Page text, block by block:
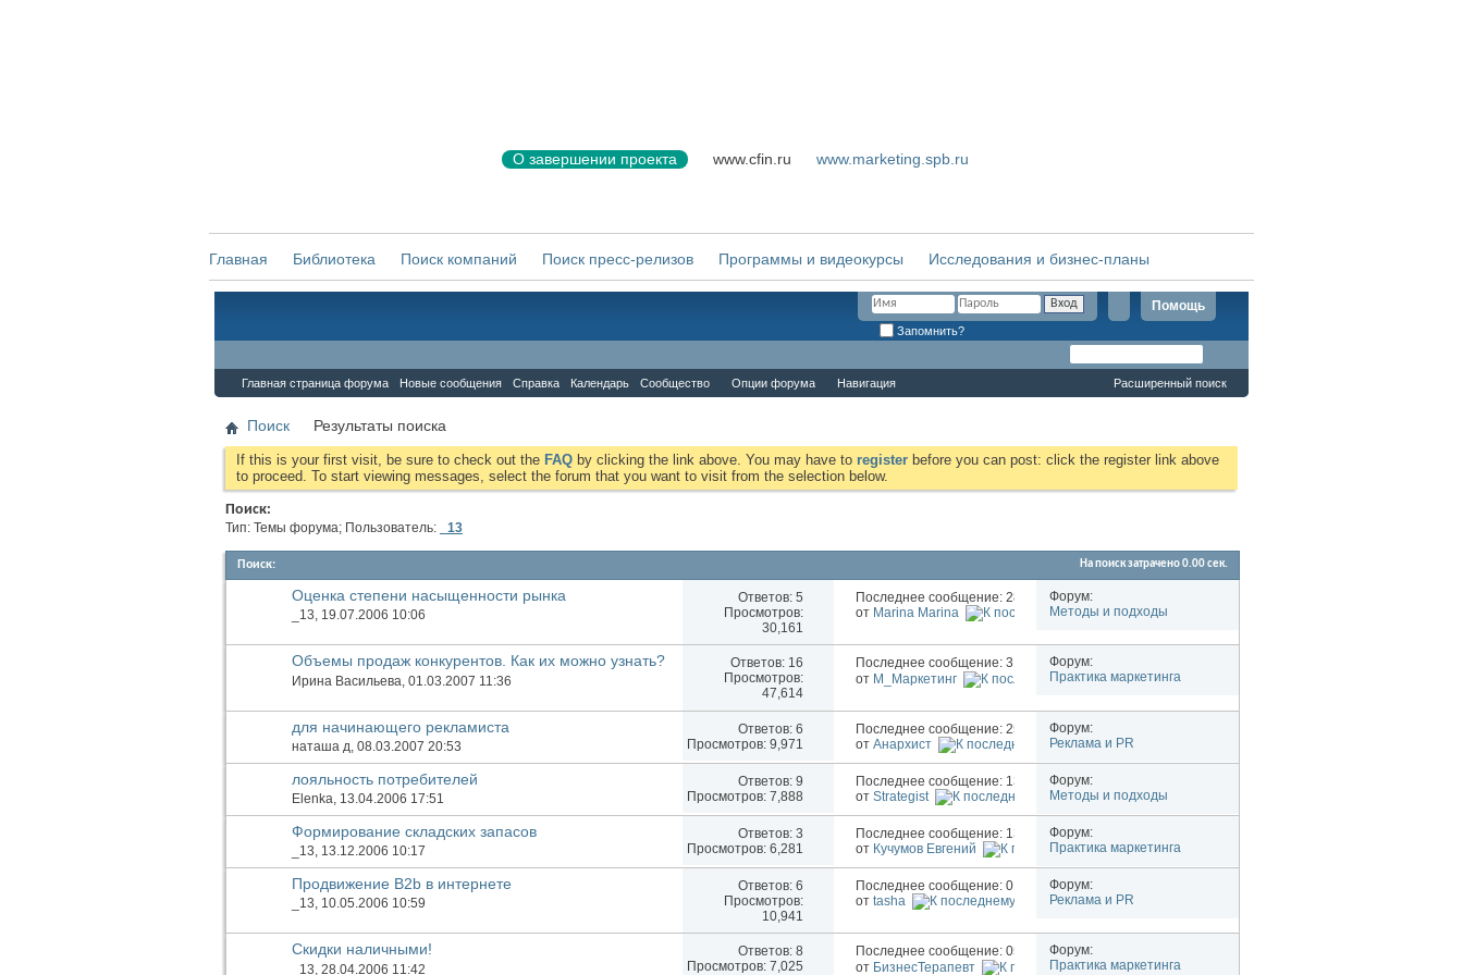
О завершении проекта www.cfin.ru www.marketing.spb.ru
Главная Библиотека Поиск компаний Поиск пресс-релизов Программы и видеокурсы Исследования и бизнес-планы
Помощь
Запомнить?
Главная страница форума Новые сообщения Справка Календарь Сообщество Опции форума Навигация Расширенный поиск
Поиск Результаты поиска
If this is your first visit, be sure to check out the FAQ by clicking the link above. You may have to register before you can post: click the register link above
to proceed. To start viewing messages, select the forum that you want to visit from the selection below.
Поиск:
Тип: Темы форума; Пользователь: _13
Поиск: На поиск затрачено0.00сек.
Оценка степени насыщенности рынка
_13, 19.07.2006 10:06
Ответов:5
Просмотров:
30,161
Последнее сообщение: 28.05.201700:16
от Marina Marina
Форум:
Методы и подходы
Объемы продаж конкурентов. Как их можно узнать?
Ирина Васильева , 01.03.2007 11:36
Ответов: 16
Просмотров:
47,614
Последнее сообщение: 31.08.201512:03
от М_Маркетинг
Форум:
Практика маркетинга
для начинающего рекламиста
наташа д, 08.03.2007 20:53
Ответов:6
Просмотров: 9,971
Последнее сообщение: 25.01.201017:02
от Анархист
Форум:
Реклама и PR
лояльность потребителей
Elenka, 13.04.2006 17:51
Ответов:9
Просмотров: 7,888
Последнее сообщение: 13.12.200618:55
от Strategist
Форум:
Методы и подходы
Формирование складских запасов
_13, 13.12.2006 10:17
Ответов:3
Просмотров: 6,281
Последнее сообщение: 13.12.200614:53
от Кучумов Евгений
Форум:
Практика маркетинга
Продвижение B2b в интернете
_13, 10.05.2006 10:59
Ответов:6
Просмотров:
10,941
Последнее сообщение: 01.09.200614:50
от tasha
Форум:
Реклама и PR
Скидки наличными!
_13 , 28.04.2006 11:42
Ответов:8
Просмотров: 7,025
Последнее сообщение: 05.07.200602:12
от БизнесТерапевт
Форум:
Практика маркетинга